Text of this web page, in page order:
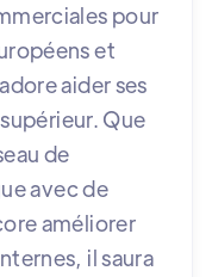
pour
et
aider ses
Que
de
avec de
améliorer
il saura